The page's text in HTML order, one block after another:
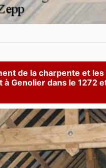
de la charpente et
Genolier dans le 1272